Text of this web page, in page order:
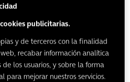
calidad 4K/UHD
simultáneas
Plus
publicitarias.
y de terceros con la finalidad
recabar información analítica
los usuarios, y sobre la forma
para mejorar nuestros servicios.